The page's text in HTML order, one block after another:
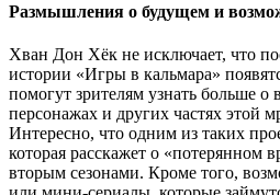
Размышления о будущем и
Хван Дон Хёк не исключает, что
истории «Игры в кальмара»
помогут зрителям узнать больше о
персонажах и других частях этой
Интересно, что одним из таких
которая расскажет о «потерянном
вторым сезонами. Кроме того,